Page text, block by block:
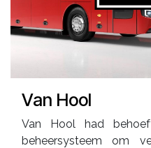
Van Hool
Van Hool had
beheersysteem om